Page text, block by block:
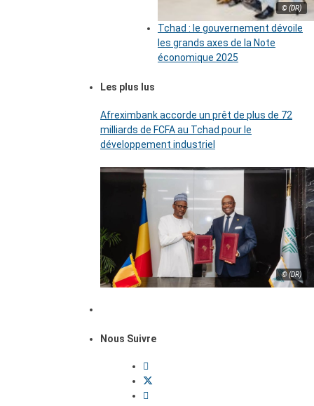
© (DR)
Tchad : le gouvernement dévoile
les grands axes de la Note
économique 2025
Les plus lus
Afreximbank accorde un prêt de plus de 72
milliards de FCFA au Tchad pour le
développement industriel
© (DR)
Nous Suivre